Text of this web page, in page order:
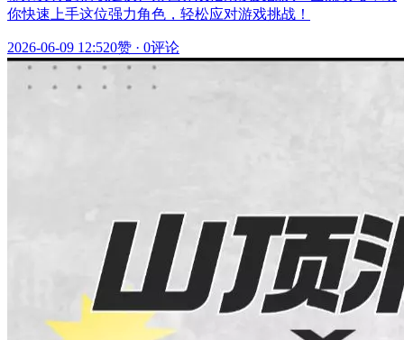
你快速上手这位强力角色，轻松应对游戏挑战！
2026-06-09 12:520赞 · 0评论